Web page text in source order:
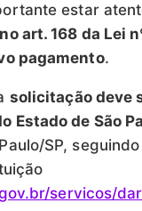
estar
art. 168 da Lei
pagamento.
solicitação deve
Estado de São
SP,
servicos/